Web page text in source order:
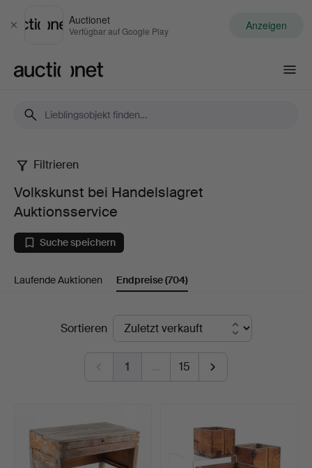
Schließen
Auctionet
Verfügbar auf Google Play Anzeigen
Volkskunst
bei
Handelslagret
Auktionsservice
Filtrieren
Volkskunst bei Handelslagret
Auktionsservice
Suche speichern
Laufende Auktionen Endpreise(704)
EndpreiseSortieren
1 … 15